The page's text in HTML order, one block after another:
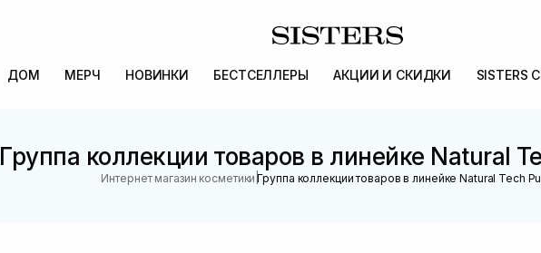
ДОМ МЕРЧ НОВИНКИ БЕСТСЕЛЛЕРЫ АКЦИИ И СКИДКИ SISTERS
Группа коллекции товаров в линейке Natural
Интернет магазин косметики |Группа коллекции товаров в линейке Natural Tech